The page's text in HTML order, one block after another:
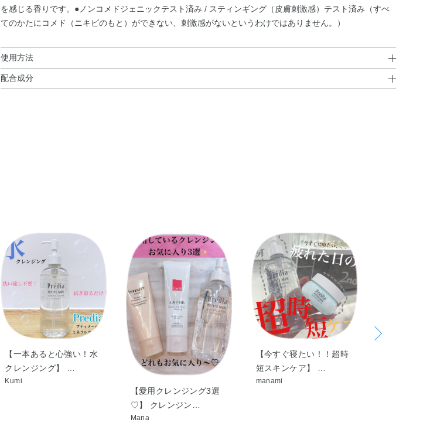
を感じる香りです。●ノンコメドジェニックテスト済み / スティンギング（皮膚刺激感）テスト済み（すべ
てのかたにコメド（ニキビのもと）ができない、刺激感がないというわけではありません。）
使用方法
使用方法
配合成分
【一本あると心強い！水
クレンジング】 …
Kumi
【愛用クレンジング3選
♡】 クレンジン…
Mana
【今すぐ寝たい！！超時
短スキンケア】 …
manami